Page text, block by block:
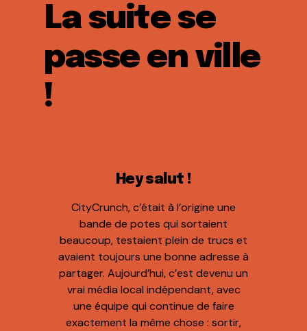
La suite se
passe en ville
!
Hey salut !
CityCrunch, c’était à l’origine une
bande de potes qui sortaient
beaucoup, testaient plein de trucs et
avaient toujours une bonne adresse à
partager. Aujourd’hui, c’est devenu un
vrai média local indépendant, avec
une équipe qui continue de faire
exactement la même chose : sortir,